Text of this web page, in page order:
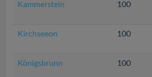
Kammerstein 100
Kirchseeon 100
Königsbrunn 100